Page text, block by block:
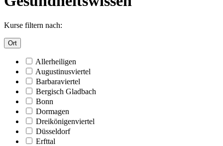
Kurse filtern nach:
Ort
Allerheiligen
Augustinusviertel
Barbaraviertel
Bergisch Gladbach
Bonn
Dormagen
Dreikönigenviertel
Düsseldorf
Erfttal